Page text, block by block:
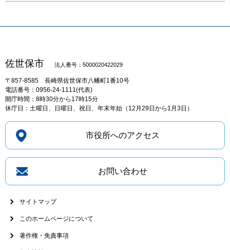
佐世保市 法人番号：5000020422029
〒857-8585 長崎県佐世保市八幡町1番10号
電話番号：0956-24-1111(代表)
開庁時間：8時30分から17時15分
休庁日：土曜日、日曜日、祝日、年末年始（12月29日から1月3日）
市役所へのアクセス
お問い合わせ
サイトマップ
このホームページについて
著作権・免責事項